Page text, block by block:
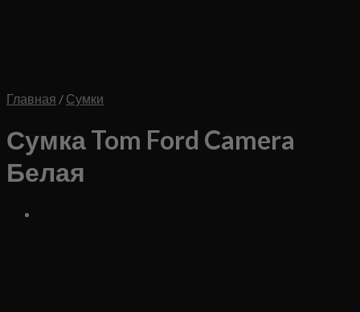
Главная / Сумки
Сумка Tom Ford Camera
Белая